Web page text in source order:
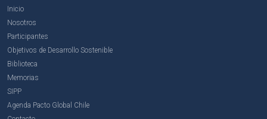
Inicio
Nosotros
Participantes
Objetivos de Desarrollo Sostenible
Biblioteca
Memorias
SIPP
Agenda Pacto Global Chile